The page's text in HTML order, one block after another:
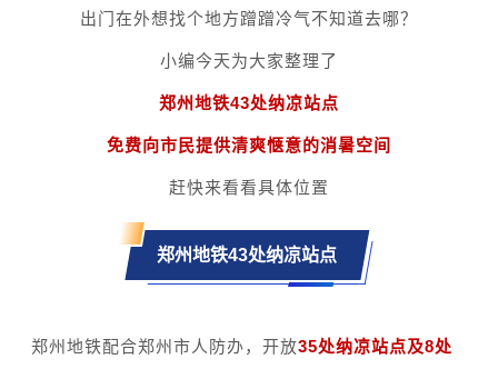
出门在外想找个地方蹭蹭冷气不知道去哪？
小编今天为大家整理了
郑州地铁43处纳凉站点
免费向市民提供清爽惬意的消暑空间
赶快来看看具体位置
郑州地铁43处纳凉站点
郑州地铁配合郑州市人防办，开放35处纳凉站点及8处